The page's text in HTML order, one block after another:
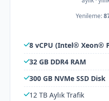
Yenileme:
8 vCPU (Intel® Xeon®
32 GB DDR4 RAM
300 GB NVMe SSD Disk
12 TB Aylık Trafik